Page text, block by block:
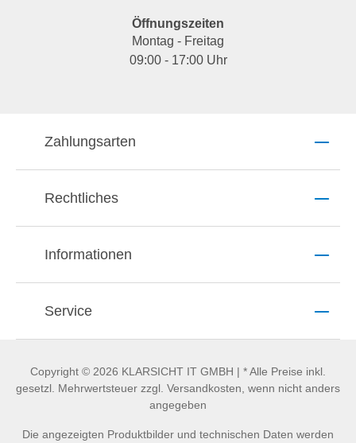
Öffnungszeiten
Montag - Freitag
09:00 - 17:00 Uhr
Zahlungsarten
Rechtliches
Informationen
Service
Copyright © 2026 KLARSICHT IT GMBH | * Alle Preise inkl.
gesetzl. Mehrwertsteuer zzgl. Versandkosten, wenn nicht anders
angegeben
Die angezeigten Produktbilder und technischen Daten werden